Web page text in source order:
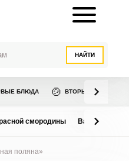
НАЙТИ
БЛЮДА 🍲 ВТОРЫЕ БЛЮДА
смородины Варенье из
поляна»